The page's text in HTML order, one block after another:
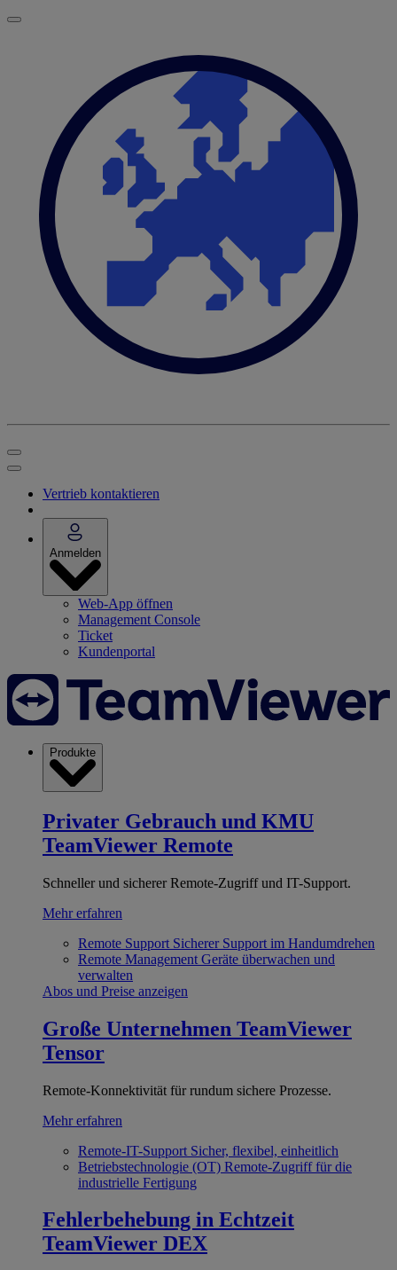
Vertrieb kontaktieren
Anmelden
Web-App öffnen
Management Console
Ticket
Kundenportal
Produkte
Privater Gebrauch und KMU
TeamViewer Remote
Schneller und sicherer Remote-Zugriff und IT-Support.
Mehr erfahren
Remote Support Sicherer Support im Handumdrehen
Remote Management Geräte überwachen und
verwalten
Abos und Preise anzeigen
Große Unternehmen TeamViewer
Tensor
Remote-Konnektivität für rundum sichere Prozesse.
Mehr erfahren
Remote-IT-Support Sicher, flexibel, einheitlich
Betriebstechnologie (OT) Remote-Zugriff für die
industrielle Fertigung
Fehlerbehebung in Echtzeit
TeamViewer DEX